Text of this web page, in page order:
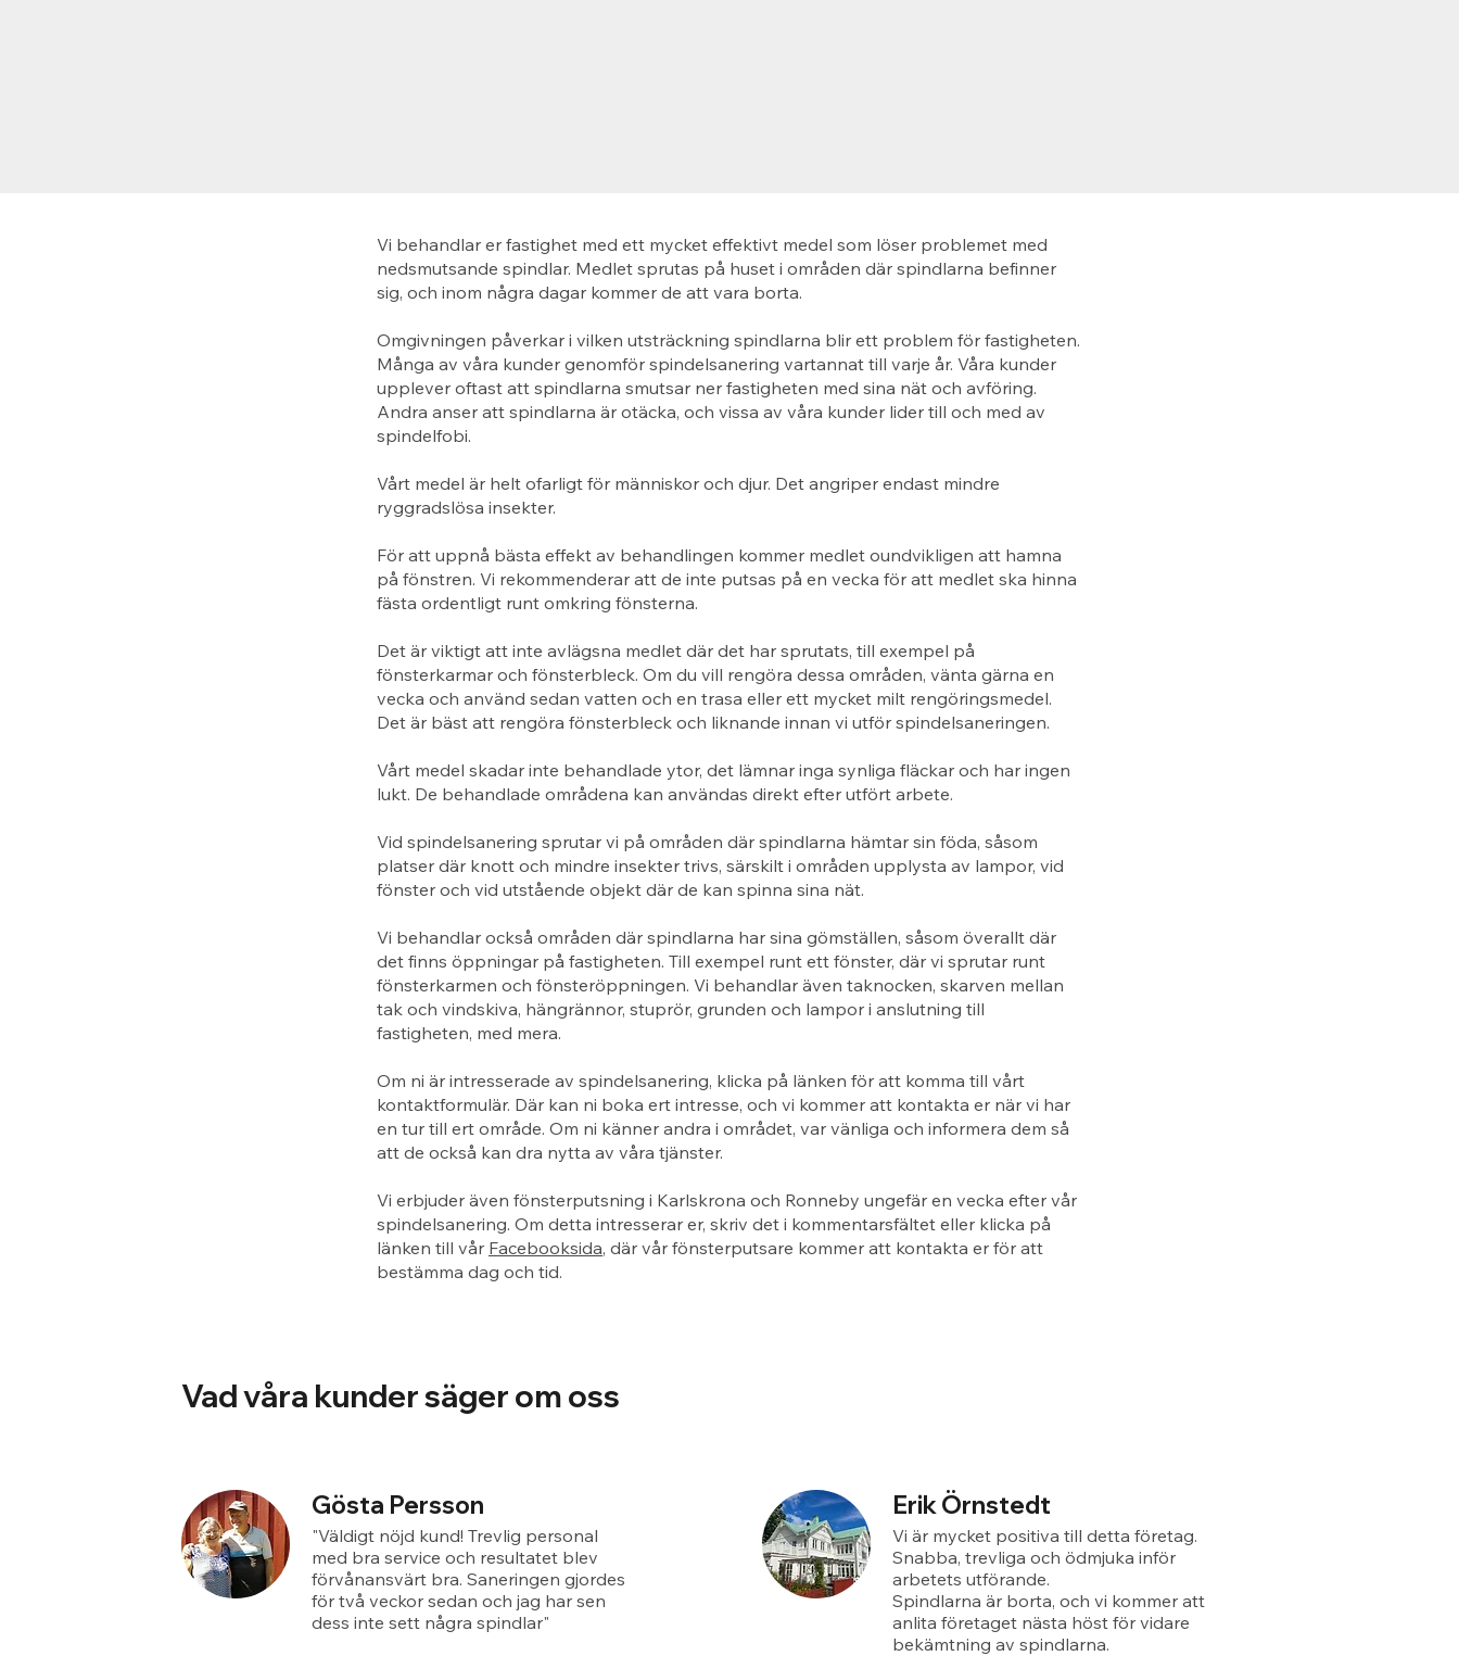
Vi behandlar er fastighet med ett mycket effektivt medel som löser problemet med
nedsmutsande spindlar. Medlet sprutas på huset i områden där spindlarna befinner
sig, och inom några dagar kommer de att vara borta.
Omgivningen påverkar i vilken utsträckning spindlarna blir ett problem för fastigheten.
Många av våra kunder genomför spindelsanering vartannat till varje år. Våra kunder
upplever oftast att spindlarna smutsar ner fastigheten med sina nät och avföring.
Andra anser att spindlarna är otäcka, och vissa av våra kunder lider till och med av
spindelfobi.
Vårt medel är helt ofarligt för människor och djur. Det angriper endast mindre
ryggradslösa insekter.
För att uppnå bästa effekt av behandlingen kommer medlet oundvikligen att hamna
på fönstren. Vi rekommenderar att de inte putsas på en vecka för att medlet ska hinna
fästa ordentligt runt omkring fönsterna.
Det är viktigt att inte avlägsna medlet där det har sprutats, till exempel på
fönsterkarmar och fönsterbleck. Om du vill rengöra dessa områden, vänta gärna en
vecka och använd sedan vatten och en trasa eller ett mycket milt rengöringsmedel.
Det är bäst att rengöra fönsterbleck och liknande innan vi utför spindelsaneringen.
Vårt medel skadar inte behandlade ytor, det lämnar inga synliga fläckar och har ingen
lukt. De behandlade områdena kan användas direkt efter utfört arbete.
Vid spindelsanering sprutar vi på områden där spindlarna hämtar sin föda, såsom
platser där knott och mindre insekter trivs, särskilt i områden upplysta av lampor, vid
fönster och vid utstående objekt där de kan spinna sina nät.
Vi behandlar också områden där spindlarna har sina gömställen, såsom överallt där
det finns öppningar på fastigheten. Till exempel runt ett fönster, där vi sprutar runt
fönsterkarmen och fönsteröppningen. Vi behandlar även taknocken, skarven mellan
tak och vindskiva, hängrännor, stuprör, grunden och lampor i anslutning till
fastigheten, med mera.
Om ni är intresserade av spindelsanering, klicka på länken för att komma till vårt
kontaktformulär. Där kan ni boka ert intresse, och vi kommer att kontakta er när vi har
en tur till ert område. Om ni känner andra i området, var vänliga och informera dem så
att de också kan dra nytta av våra tjänster.
Vi erbjuder även fönsterputsning i Karlskrona och Ronneby ungefär en vecka efter vår
spindelsanering. Om detta intresserar er, skriv det i kommentarsfältet eller klicka på
länken till vår Facebooksida, där vår fönsterputsare kommer att kontakta er för att
bestämma dag och tid.
Vad våra kunder säger om oss
Gösta Persson
"Väldigt nöjd kund! Trevlig personal
med bra service och resultatet blev
förvånansvärt bra. Saneringen gjordes
för två veckor sedan och jag har sen
dess inte sett några spindlar"
Erik Örnstedt
Vi är mycket positiva till detta företag.
Snabba, trevliga och ödmjuka inför
arbetets utförande.
Spindlarna är borta, och vi kommer att
anlita företaget nästa höst för vidare
bekämtning av spindlarna.